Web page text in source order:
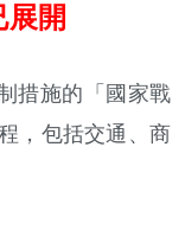
開
措施的 「 國家戰
， 包括交通 、商